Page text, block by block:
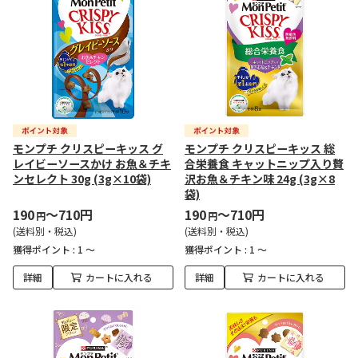
モンプチ クリスピーキッス グ
レイビーソースかけ お魚＆チキ
ンセレクト 30g (3g×10袋)
190円～710円
(送料別・税込)
獲得ポイント : 1 ～
詳細 カートに入れる
モンプチ クリスピーキッス 総
合栄養食 キャットニップ入り贅
沢お魚＆チキン味 24g (3g×8
袋)
190円～710円
(送料別・税込)
獲得ポイント : 1 ～
詳細 カートに入れる